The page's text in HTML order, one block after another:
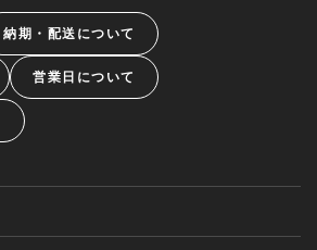
納期・配送について
営業日について